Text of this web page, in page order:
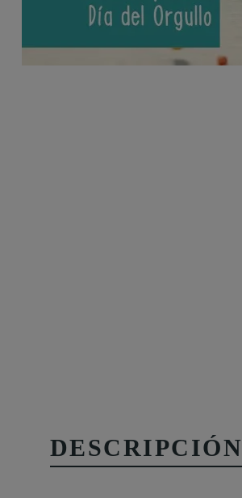
DESCRIPCIÓN